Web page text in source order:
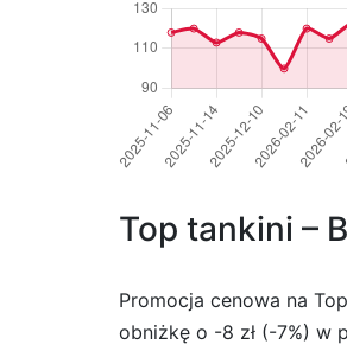
Top tankini –
Promocja cenowa na
obniżkę o -8 zł (-7%) w